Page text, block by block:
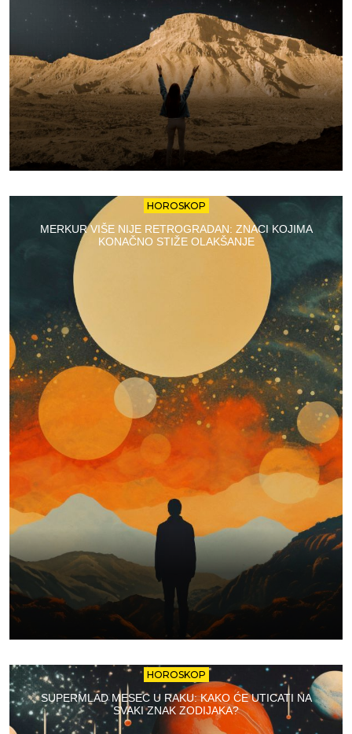
HOROSKOP
MERKUR VIŠE NIJE RETROGRADAN: ZNACI KOJIMA
KONAČNO STIŽE OLAKŠANJE
HOROSKOP
SUPERMLAD MESEC U RAKU: KAKO ĆE UTICATI NA
SVAKI ZNAK ZODIJAKA?